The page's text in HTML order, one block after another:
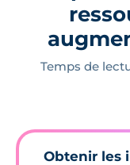
Temps de
Obtenir les